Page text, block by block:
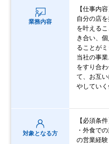
業務内容
【仕事内容
自分の店
を叶える
き合い、
ることがミ
当社の事
をすり合
て、お互
やしていく
対象となる方
【必須条件
・外食で
の営業経験